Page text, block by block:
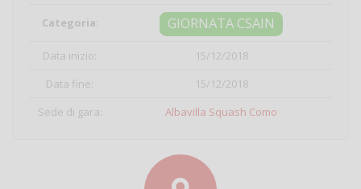
Categoria: GIORNATA CSAIN
Data inizio:
15/12/2018
Data fine:
15/12/2018
Sede di gara:
Albavilla Squash Como